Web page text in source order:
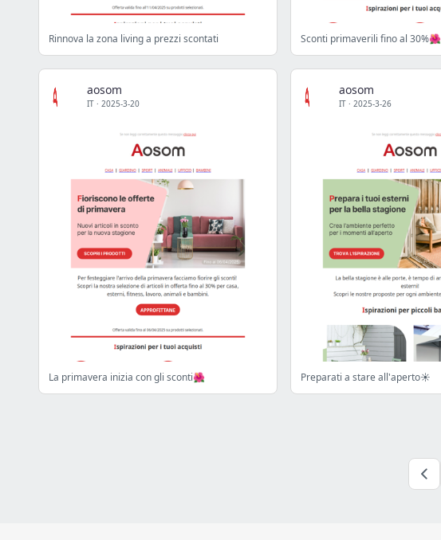
Rinnova la zona living a prezzi scontati Sconti primaverili fino al 30%🌺
aosom
IT · 2025-3-20
La primavera inizia con gli sconti🌺
aosom
IT · 2025-3-26
Preparati a stare all'aperto☀️